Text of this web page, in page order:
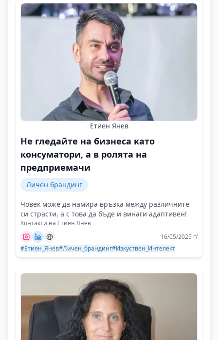
Етиен Янев
Не гледайте на бизнеса като
консуматори, а в ролята на
предприемачи
Личен брандинг
Човек може да намира връзка между различните
си страсти, а с това да бъде и винаги адаптивен!
Контакти на Етиен Янев
16/05/2025 г/
#Етиен_Янев#Личен_брандинг#Изкуствен_Интелект